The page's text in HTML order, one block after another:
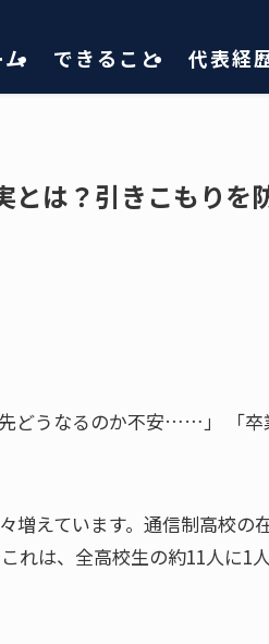
ム できること 代表経
とは？引きこもりを
どうなるのか不安……」 「
増えています。通信制高校の
れは、全高校生の約11人に1